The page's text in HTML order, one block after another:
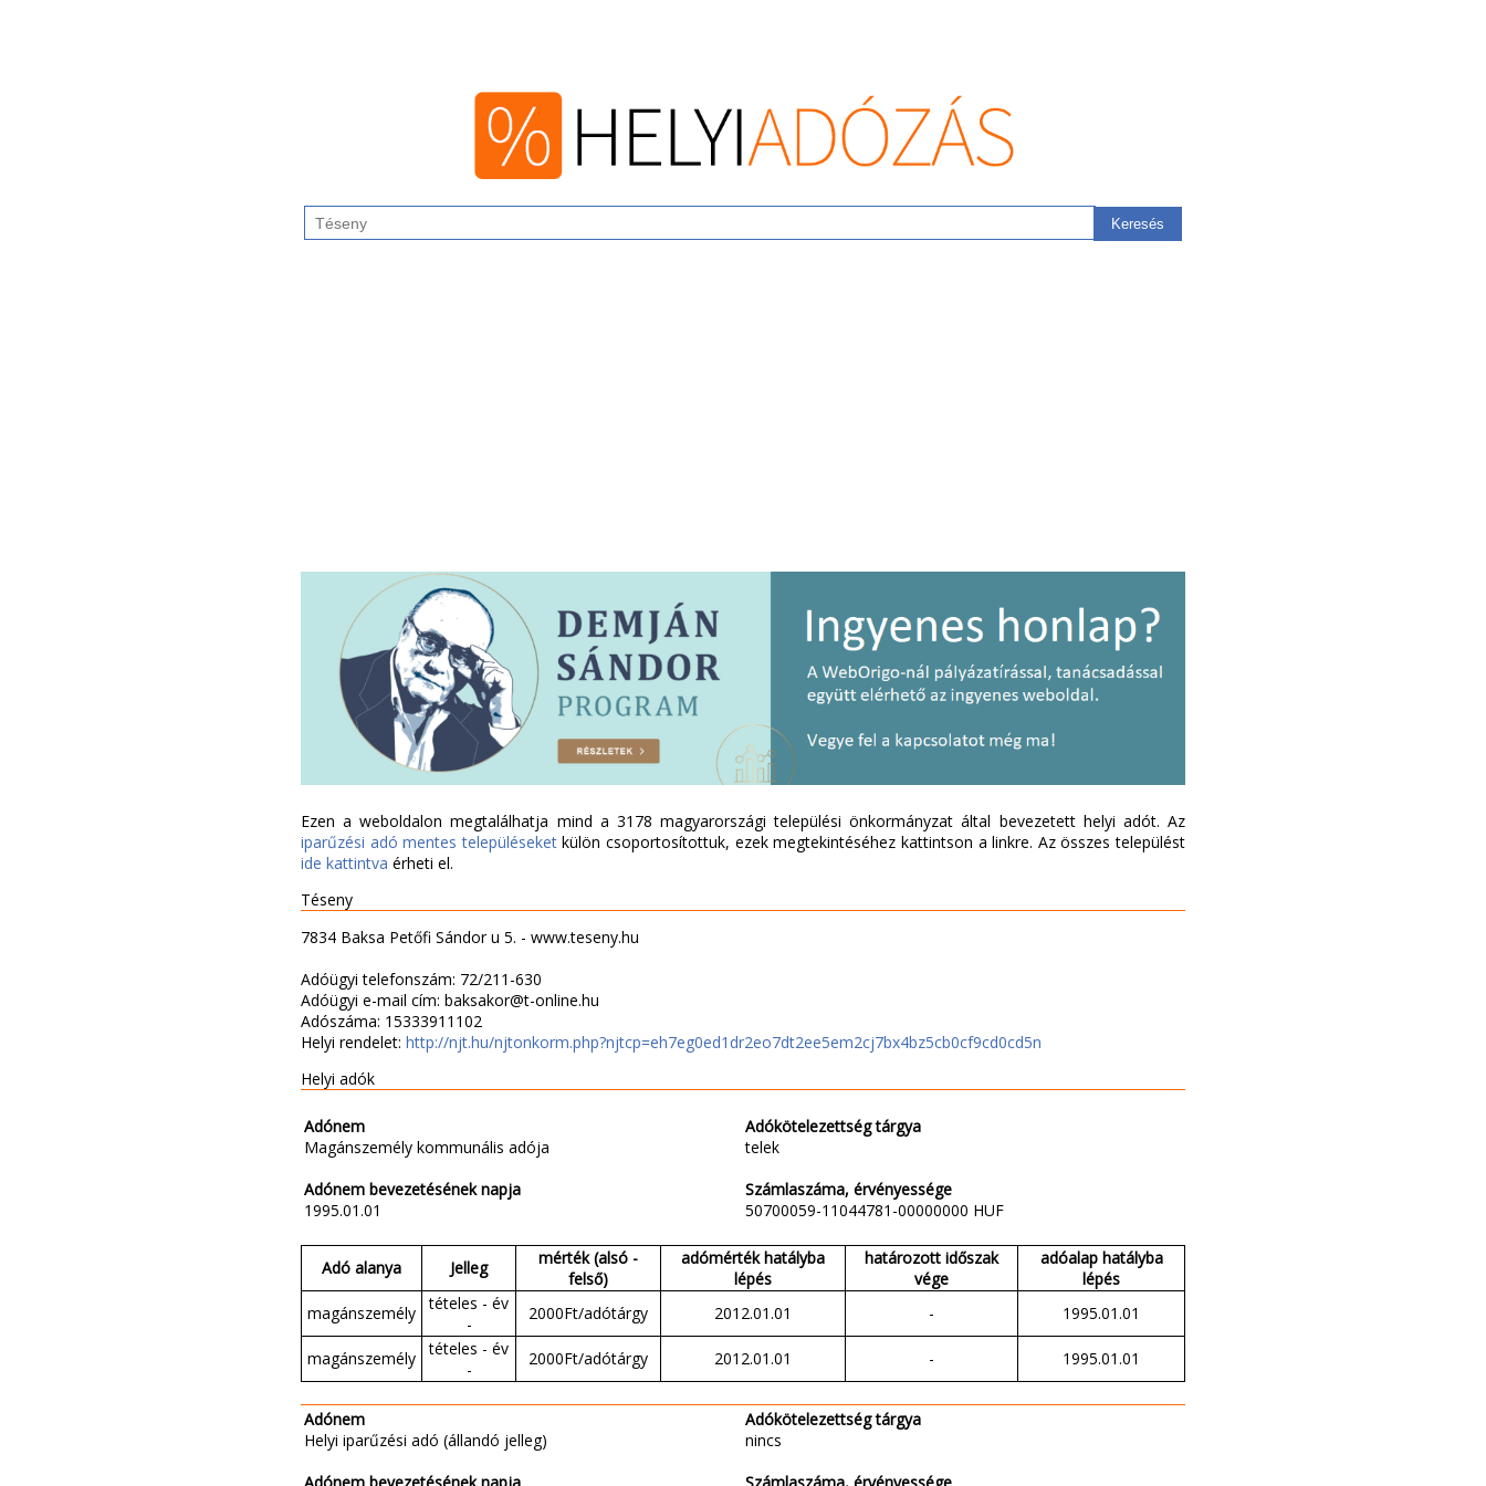
Ezen a weboldalon megtalálhatja mind a 3178 magyarországi települési önkormányzat által bevezetett helyi adót. Az
iparűzési adó mentes településeketkülön csoportosítottuk, ezek megtekintéséhez kattintson a linkre. Az összes települést
ide kattintva érheti el.
Téseny
7834 Baksa Petőfi Sándor u 5. - www.teseny.hu
Adóügyi telefonszám: 72/211-630
Adóügyi e-mail cím: baksakor@t-online.hu
Adószáma: 15333911102
Helyi rendelet: http://njt.hu/njtonkorm.php?njtcp=eh7eg0ed1dr2eo7dt2ee5em2cj7bx4bz5cb0cf9cd0cd5n
Helyi adók
Adónem
Magánszemély kommunális adója
Adónem bevezetésének napja
1995.01.01
Adókötelezettség tárgya
telek
Számlaszáma, érvényessége
50700059-11044781-00000000 HUF
Adó alanya Jelleg
mérték (alsó -
felső)
adómérték hatályba
lépés
határozott időszak
vége
adóalap hatályba
lépés
magánszemély
tételes - év
-
2000Ft/adótárgy 2012.01.01 - 1995.01.01
magánszemély
tételes - év
-
2000Ft/adótárgy 2012.01.01 - 1995.01.01
Adónem
Helyi iparűzési adó (állandó jelleg)
Adókötelezettség tárgya
nincs